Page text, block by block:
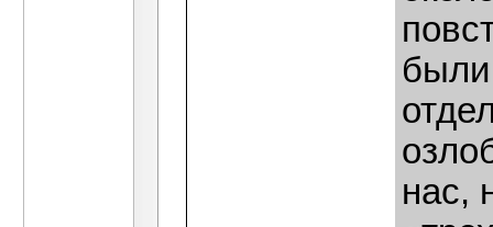
нас,